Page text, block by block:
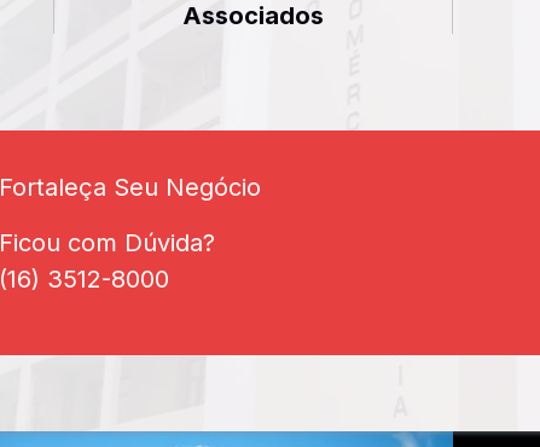
Associados
Fortaleça Seu Negócio
Ficou com Dúvida?
(16) 3512-8000